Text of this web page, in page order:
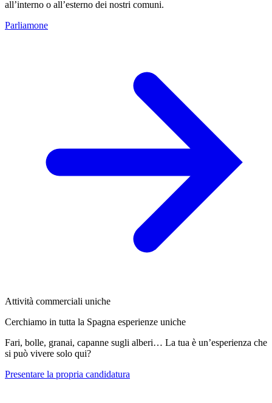
all’interno o all’esterno dei nostri comuni.
Parliamone
Attività commerciali uniche
Cerchiamo in tutta la Spagna esperienze uniche
Fari, bolle, granai, capanne sugli alberi… La tua è un’esperienza che
si può vivere solo qui?
Presentare la propria candidatura